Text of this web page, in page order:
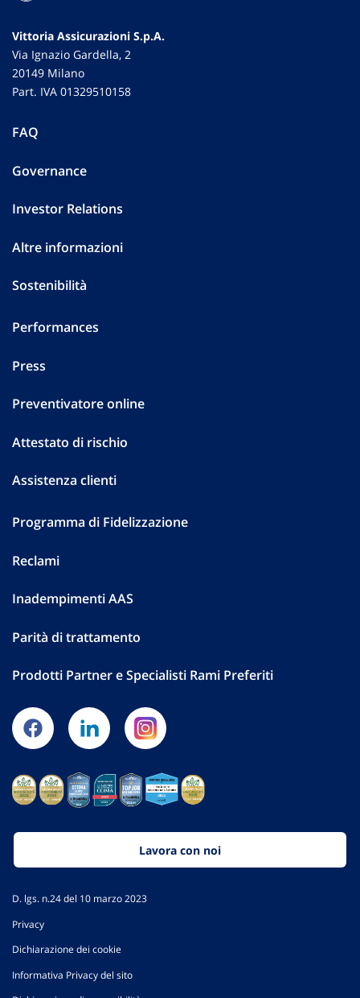
Vittoria Assicurazioni S.p.A.
Via Ignazio Gardella, 2
20149 Milano
Part. IVA 01329510158
FAQ
Governance
Investor Relations
Altre informazioni
Sostenibilità
Performances
Press
Preventivatore online
Attestato di rischio
Assistenza clienti
Programma di Fidelizzazione
Reclami
Inadempimenti AAS
Parità di trattamento
Prodotti Partner e Specialisti Rami Preferiti
Lavora con noi
D. lgs. n.24 del 10 marzo 2023
Privacy
Dichiarazione dei cookie
Informativa Privacy del sito